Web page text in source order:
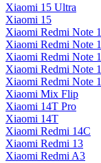
Xiaomi 15 Ultra
Xiaomi 15
Xiaomi Redmi Note
Xiaomi Redmi Note
Xiaomi Redmi Note
Xiaomi Redmi Note
Xiaomi Redmi Note
Xiaomi Mix Flip
Xiaomi 14T Pro
Xiaomi 14T
Xiaomi Redmi 14C
Xiaomi Redmi 13
Xiaomi Redmi A3